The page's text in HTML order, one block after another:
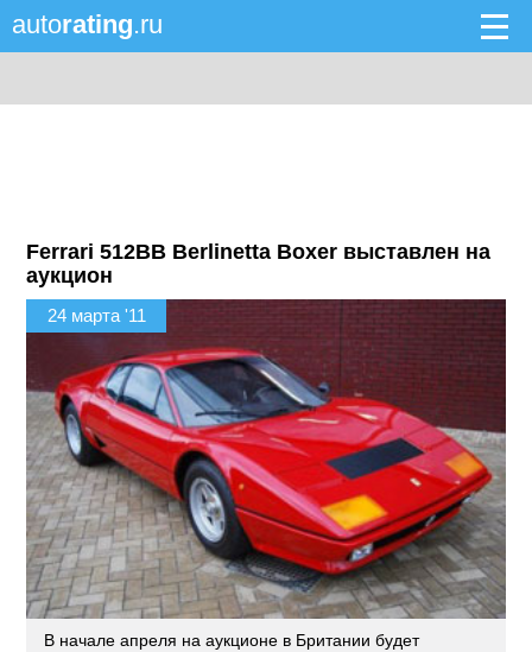
autorating.ru
Ferrari 512BB Berlinetta Boxer выставлен на
аукцион
24 марта '11
В начале апреля на аукционе в Британии будет